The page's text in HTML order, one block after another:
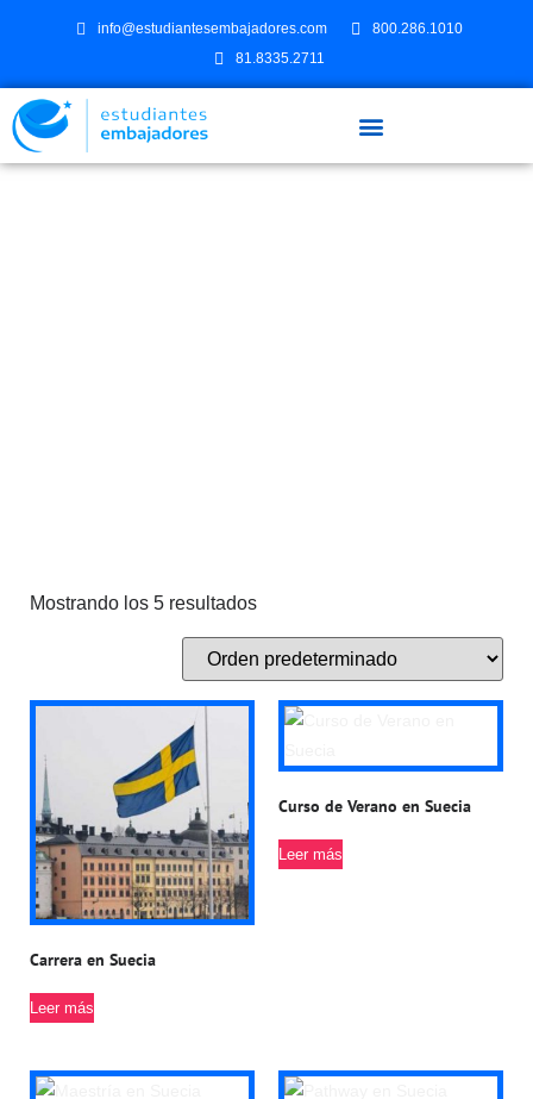
info@estudiantesembajadores.com
800.286.1010
81.8335.2711
Mostrando los 5 resultados
Carrera en Suecia
Leer más
Curso de Verano en Suecia
Leer más